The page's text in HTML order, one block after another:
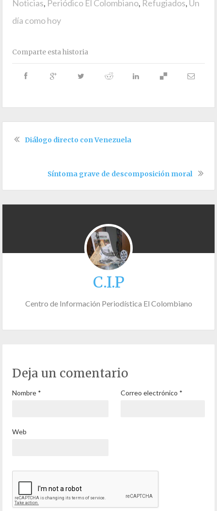
Noticias, Periódico El Colombiano, Refugiados, Un
día como hoy
Comparte esta historia
Diálogo directo con Venezuela
Síntoma grave de descomposición moral
C.I.P
Centro de Información Periodística El Colombiano
Deja un comentario
Nombre * Correo electrónico *
Web